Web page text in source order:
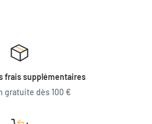
frais supplémentaires
gratuite dès 100 €